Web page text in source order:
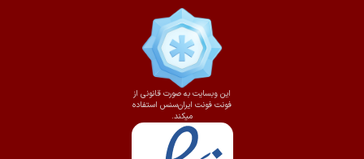
این وبسایت به صورت قانونی از
فونت فونت ایران‌سنس استفاده
میکند.